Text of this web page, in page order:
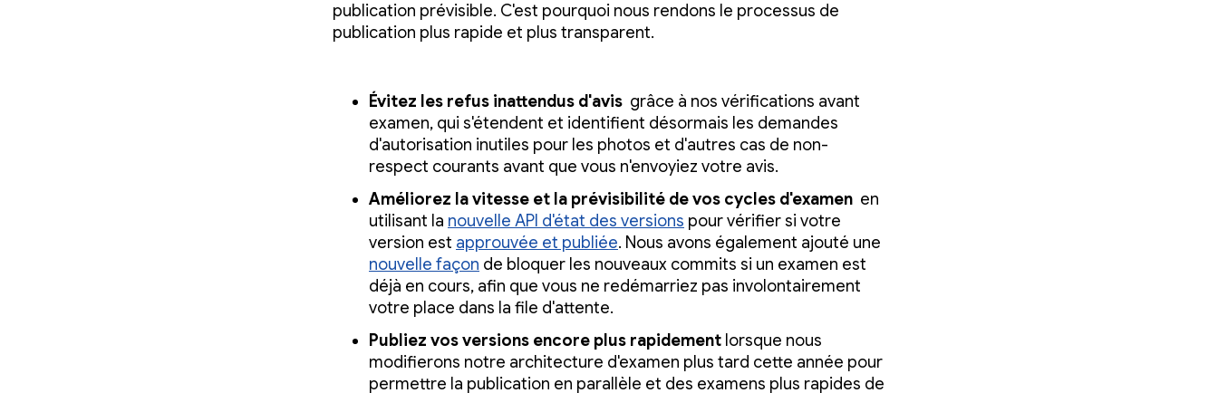
publication prévisible. C'est pourquoi nous rendons le processus de
publication plus rapide et plus transparent.
Évitez les refus inattendus d'avis grâce à nos vérifications avant
examen, qui s'étendent et identifient désormais les demandes
d'autorisation inutiles pour les photos et d'autres cas de non-
respect courants avant que vous n'envoyiez votre avis.
Améliorez la vitesse et la prévisibilité de vos cycles d'examen en
utilisant la nouvelle API d'état des versions pour vérifier si votre
version est approuvée et publiée. Nous avons également ajouté une
nouvelle façon de bloquer les nouveaux commits si un examen est
déjà en cours, afin que vous ne redémarriez pas involontairement
votre place dans la file d'attente.
Publiez vos versions encore plus rapidement lorsque nous
modifierons notre architecture d'examen plus tard cette année pour
permettre la publication en parallèle et des examens plus rapides de